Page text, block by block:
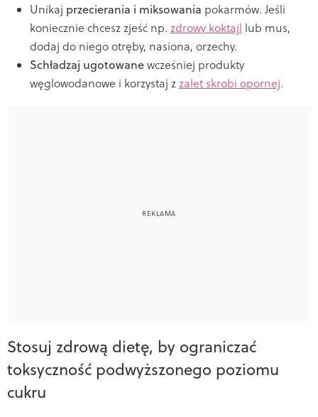
Unikaj przecierania i miksowania pokarmów. Jeśli
koniecznie chcesz zjeść np. zdrowy koktajl lub mus,
dodaj do niego otręby, nasiona, orzechy.
Schładzaj ugotowanewcześniej produkty
węglowodanowe i korzystaj zzalet skrobi opornej.
Stosuj zdrową dietę, by ograniczać
toksyczność podwyższonego poziomu
cukru